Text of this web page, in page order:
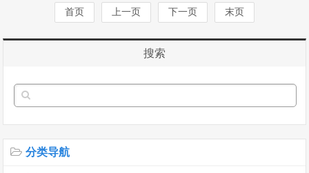
扎根鹿城，上···...
首页 上一页 下一页 末页
搜索
分类导航